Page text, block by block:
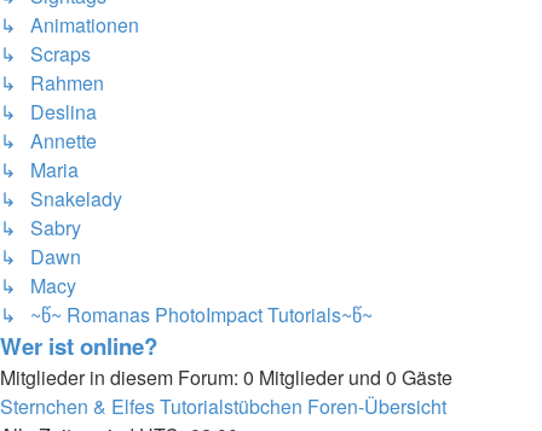
↳ Animationen
↳ Scraps
↳ Rahmen
↳ Deslina
↳ Annette
↳ Maria
↳ Snakelady
↳ Sabry
↳ Dawn
↳ Macy
↳ ~წ~ Romanas PhotoImpact Tutorials~წ~
Wer ist online?
Mitglieder in diesem Forum: 0 Mitglieder und 0 Gäste
Sternchen & Elfes Tutorialstübchen Foren-Übersicht